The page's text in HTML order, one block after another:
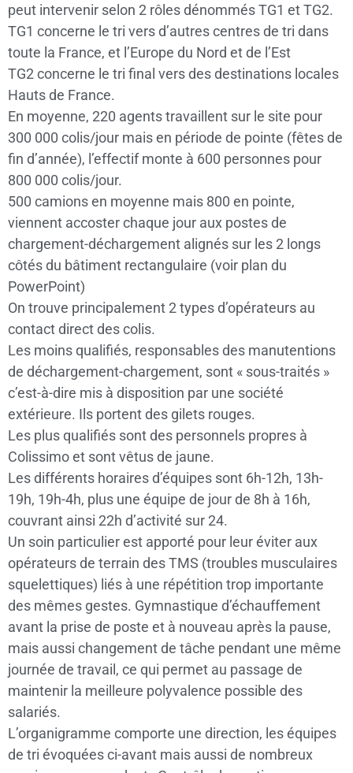
peut intervenir selon 2 rôles dénommés TG1 et TG2.
TG1 concerne le tri vers d’autres centres de tri dans
toute la France, et l’Europe du Nord et de l’Est
TG2 concerne le tri final vers des destinations locales
Hauts de France.
En moyenne, 220 agents travaillent sur le site pour
300 000 colis/jour mais en période de pointe (fêtes de
fin d’année), l’effectif monte à 600 personnes pour
800 000 colis/jour.
500 camions en moyenne mais 800 en pointe,
viennent accoster chaque jour aux postes de
chargement-déchargement alignés sur les 2 longs
côtés du bâtiment rectangulaire (voir plan du
PowerPoint)
On trouve principalement 2 types d’opérateurs au
contact direct des colis.
Les moins qualifiés, responsables des manutentions
de déchargement-chargement, sont « sous-traités »
c’est-à-dire mis à disposition par une société
extérieure. Ils portent des gilets rouges.
Les plus qualifiés sont des personnels propres à
Colissimo et sont vêtus de jaune.
Les différents horaires d’équipes sont 6h-12h, 13h-
19h, 19h-4h, plus une équipe de jour de 8h à 16h,
couvrant ainsi 22h d’activité sur 24.
Un soin particulier est apporté pour leur éviter aux
opérateurs de terrain des TMS (troubles musculaires
squelettiques) liés à une répétition trop importante
des mêmes gestes. Gymnastique d’échauffement
avant la prise de poste et à nouveau après la pause,
mais aussi changement de tâche pendant une même
journée de travail, ce qui permet au passage de
maintenir la meilleure polyvalence possible des
salariés.
L’organigramme comporte une direction, les équipes
de tri évoquées ci-avant mais aussi de nombreux